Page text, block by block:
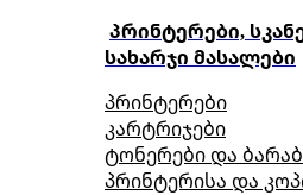
პრინტერები,
სახარჯი მასალები
პრინტერები
კარტრიჯები
ტონერები და
პრინტერისა და